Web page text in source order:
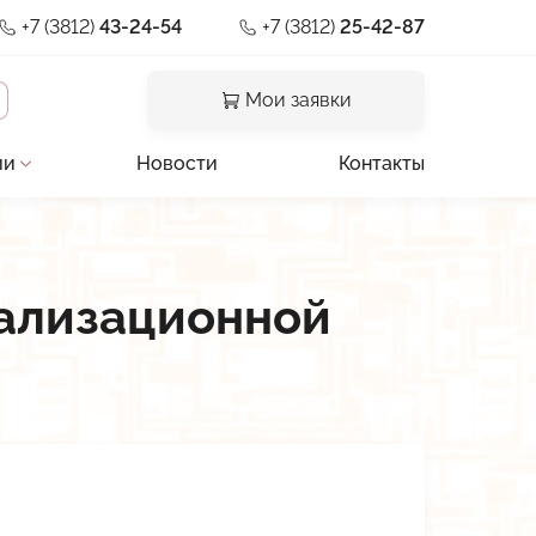
+7 (3812) 43-24-54 +7 (3812) 25-42-87
Мои заявки
Новости Контакты